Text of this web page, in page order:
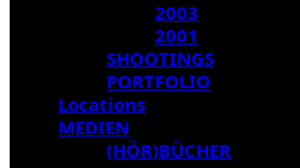
2003
2001
SHOOTINGS
PORTFOLIO
Locations
MEDIEN
(HÖR)BÜCHER